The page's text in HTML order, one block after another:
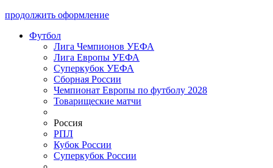
продолжить оформление
Футбол
Лига Чемпионов УЕФА
Лига Европы УЕФА
Суперкубок УЕФА
Сборная России
Чемпионат Европы по футболу 2028
Товарищеские матчи
Россия
РПЛ
Кубок России
Суперкубок России